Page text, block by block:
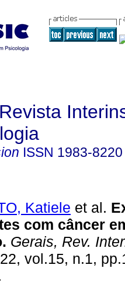
ISSN 1983-8220
Katiele et al.
com câncer
. Gerais, Rev.
vol.15, n.1,